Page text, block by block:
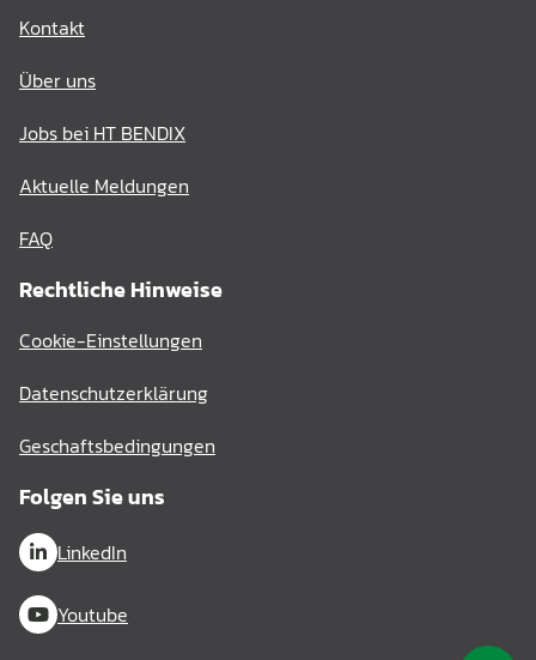
Kontakt
Über uns
Jobs bei HT BENDIX
Aktuelle Meldungen
FAQ
Rechtliche Hinweise
Cookie-Einstellungen
Datenschutzerklärung
Geschaftsbedingungen
Folgen Sie uns
LinkedIn
Youtube